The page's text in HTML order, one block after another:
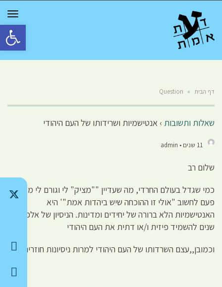
פתח
דף הבית »
Question
שאלות ותשובות › אנטישמיות ושרידותו של העם היהודי
11 שנים • admin
שלום רב
כמי שגדל בעולם החרדי, מה שעדיין ""מציק" לי וגורם לי מדי
פעם לחשוב "אולי זו ההוכחה שיש ביהדות אמת"' היא
האנטישמיות הלא ברורה של יחידים ומדינות. הניסיון של אלפי
שנים להשמיד פיזית ו/או דתית את העם היהודי
וכמובן,,עצם השרדותו של העם היהודי למרות ניסיונות חוזרים.